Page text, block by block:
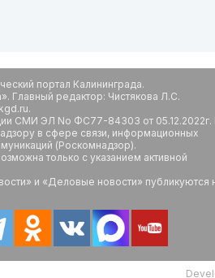
портал Калининграда.
Главный редактор: Чистякова Л.С.
СМИ ЭЛ No ФС77-84303 от
в сфере связи, информационных
(Роскомнадзор).
только с указанием активной
и «Деловые новости» публикуются